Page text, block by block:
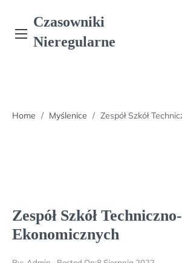
content
Czasowniki
Nieregularne
Home / Myślenice / Zespół Szkół
Zespół Szkół Techniczno-
Ekonomicznych